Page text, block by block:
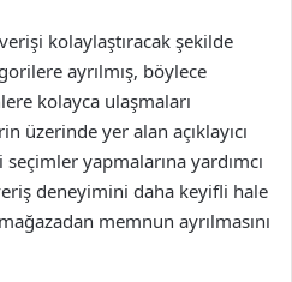
kolaylaştıracak şekilde
ayrılmış, böylece
kolayca ulaşmaları
üzerinde yer alan açıklayıcı
yapmalarına yardımcı
deneyimini daha keyifli hale
memnun ayrılmasını